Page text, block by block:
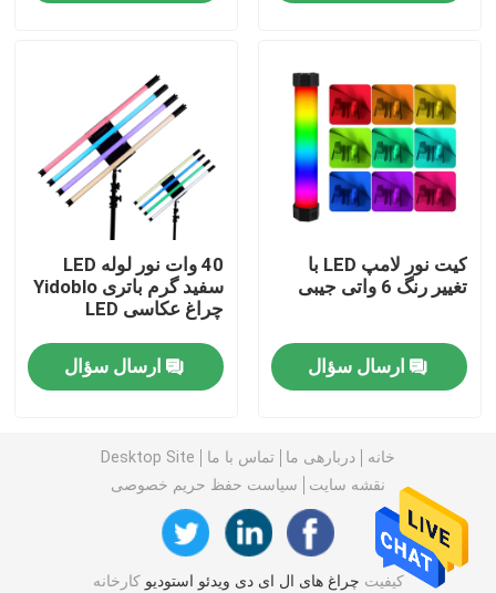
چراغ های ال ای دی ویدئو استودیو
نور ویدئویی LED RGB
عکاسی چراغ استودیو LED
چراغ های استودیو RGB LED
نور نیمه ماه ال ای دی
چراغ پنل نرم LED
نور استودیو فیلم
کیت نور لامپ LED با
تغییر رنگ 6 واتی جیبی
ارسال سؤال
40 وات نور لوله LED
سفید گرم باتری Yidoblo
چراغ عکاسی LED
ارسال سؤال
خانه دربارهی ما تماس با ما
Desktop Site
نقشه سایت
سیاست حفظ حریم خصوصی
کیفیت چراغ های ال ای دی ویدئو استودیو کارخانه